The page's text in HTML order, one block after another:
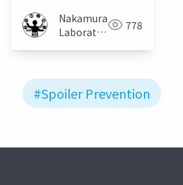
Nakamura
Laboratory
778
#Spoiler Prevention